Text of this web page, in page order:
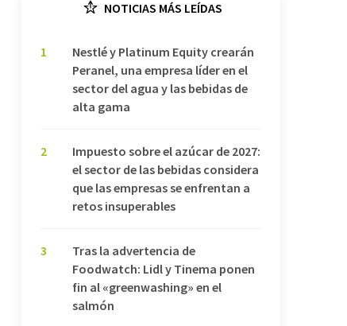
NOTICIAS MÁS LEÍDAS
1
Nestlé y Platinum Equity crearán
Peranel, una empresa líder en el
sector del agua y las bebidas de
alta gama
2
Impuesto sobre el azúcar de 2027:
el sector de las bebidas considera
que las empresas se enfrentan a
retos insuperables
3
Tras la advertencia de
Foodwatch: Lidl y Tinema ponen
fin al «greenwashing» en el
salmón